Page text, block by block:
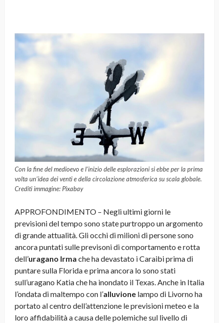
Con la fine del medioevo e l’inizio delle esplorazioni si ebbe per la prima
volta un’idea dei venti e della circolazione atmosferica su scala globale.
Crediti immagine: Pixabay
APPROFONDIMENTO – Negli ultimi giorni le
previsioni del tempo sono state purtroppo un argomento
di grande attualità. Gli occhi di milioni di persone sono
ancora puntati sulle previsoni di comportamento e rotta
dell’uragano Irma che ha devastato i Caraibi prima di
puntare sulla Florida e prima ancora lo sono stati
sull’uragano Katia che ha inondato il Texas. Anche in Italia
l’ondata di maltempo con l’alluvione lampo di Livorno ha
portato al centro dell’attenzione le previsioni meteo e la
loro affidabilità a causa delle polemiche sul livello di